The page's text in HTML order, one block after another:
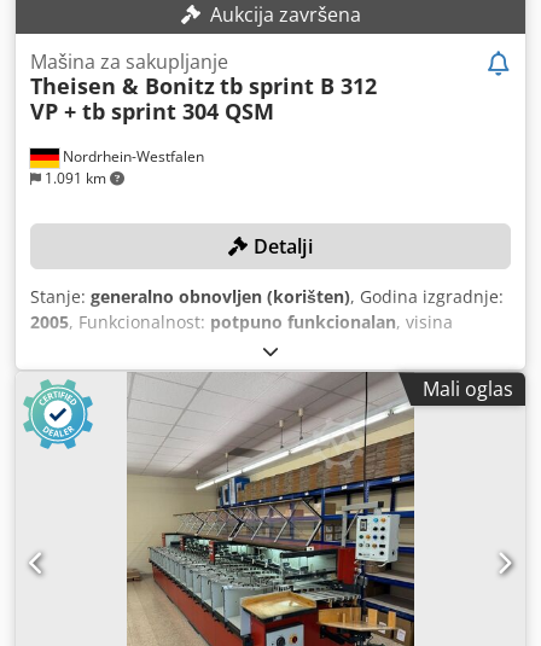
Aukcija završena
Nordrhein-Westfalen
1.091 km
Mašina za sakupljanje
Theisen & Bonitztb sprint B 312
VP + tb sprint 304 QSM
Detalji
Stanje: generalno obnovljen (korišten), Godina izgradnje:
2005, Funkcionalnost: potpuno funkcionalan, visina
, maksimalna težina papira:
dužina proizvoda (min.):500 mm, širina proizvoda (maks.):
350 mm
, Oprema: Oznaka CE , Mali oglas